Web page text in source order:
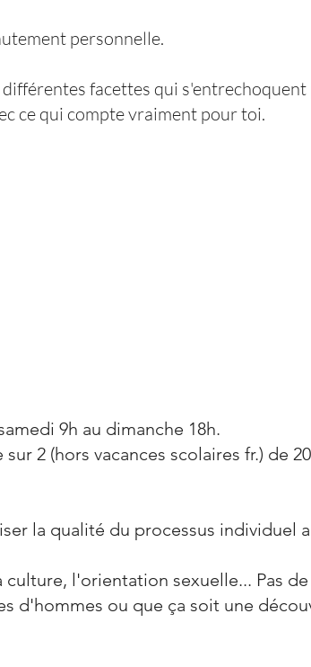
personnelle.
facettes qui s'entrechoquent
ce qui compte vraiment pour toi.
9h au dimanche 18h.
2 (hors vacances scolaires fr.) de
la qualité du processus individuel
l'orientation sexuelle... Pas
d'hommes ou que ça soit une